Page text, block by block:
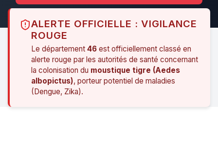
ALERTE OFFICIELLE : VIGILANCE
ROUGE
Le département 46 est officiellement classé en
alerte rouge par les autorités de santé concernant
la colonisation du moustique tigre (Aedes
albopictus), porteur potentiel de maladies
(Dengue, Zika).